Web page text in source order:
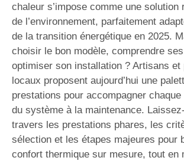
chaleur s’impose comme une solution
de l’environnement, parfaitement
de la transition énergétique en 2025.
choisir le bon modèle, comprendre
optimiser son installation ? Artisans et
locaux proposent aujourd’hui une
prestations pour accompagner
du système à la maintenance.
travers les prestations phares, les
sélection et les étapes majeures pour
confort thermique sur mesure, tout en